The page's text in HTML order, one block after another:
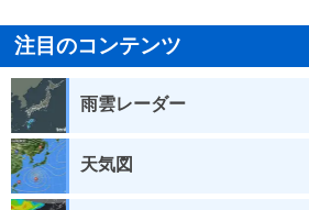
注目のコンテンツ
雨雲レーダー
天気図